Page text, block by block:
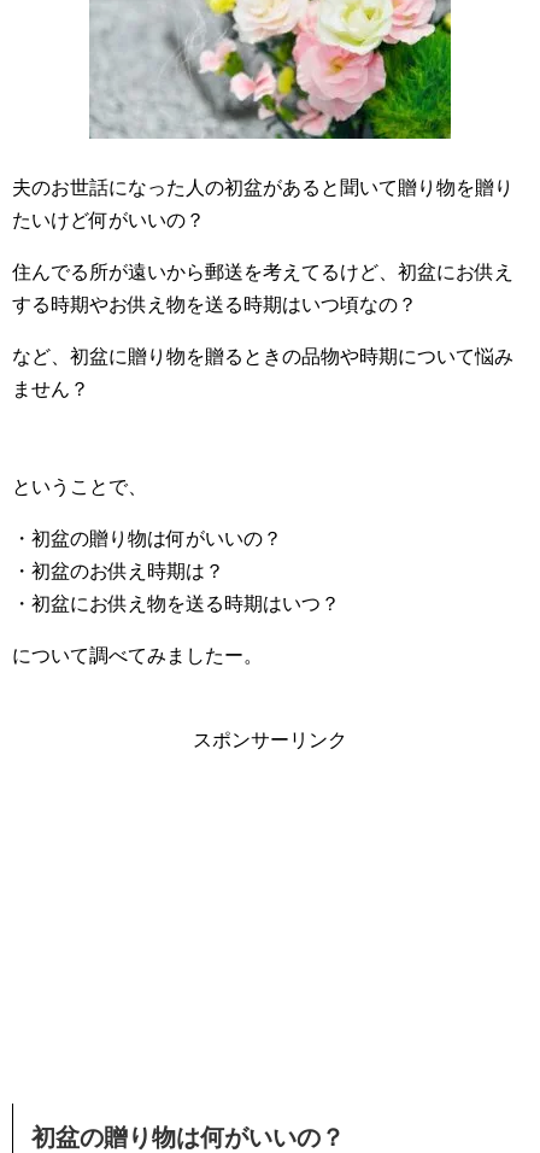
夫のお世話になった人の初盆があると聞いて贈り物を贈り
たいけど何がいいの？
住んでる所が遠いから郵送を考えてるけど、初盆にお供え
する時期やお供え物を送る時期はいつ頃なの？
など、初盆に贈り物を贈るときの品物や時期について悩み
ません？
ということで、
・初盆の贈り物は何がいいの？
・初盆のお供え時期は？
・初盆にお供え物を送る時期はいつ？
について調べてみましたー。
スポンサーリンク
初盆の贈り物は何がいいの？